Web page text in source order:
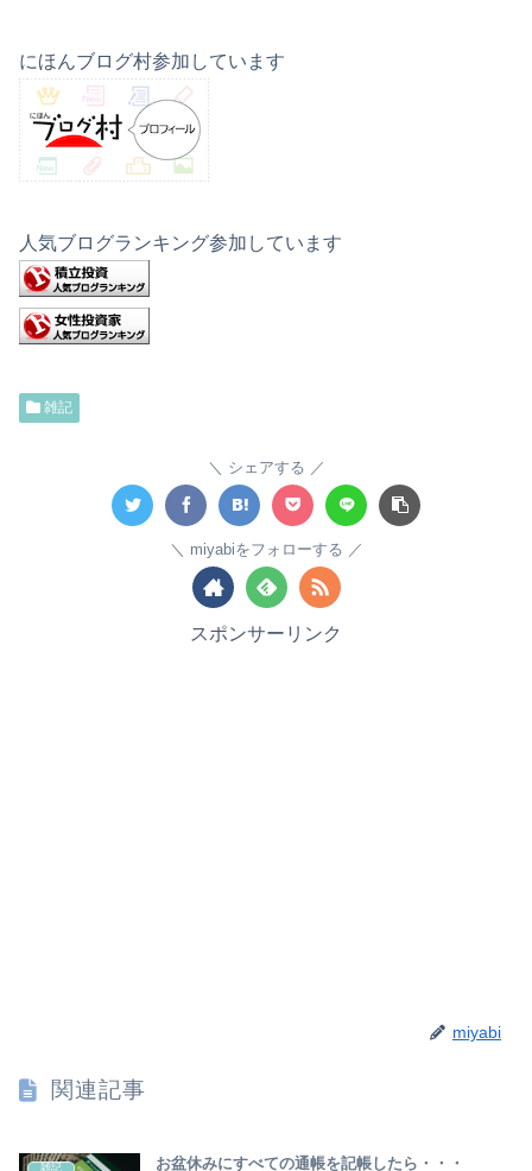
にほんブログ村参加しています
人気ブログランキング参加しています
雑記
シェアする
miyabiをフォローする
スポンサーリンク
miyabi
関連記事
雑記 お盆休みにすべての通帳を記帳したら・・・